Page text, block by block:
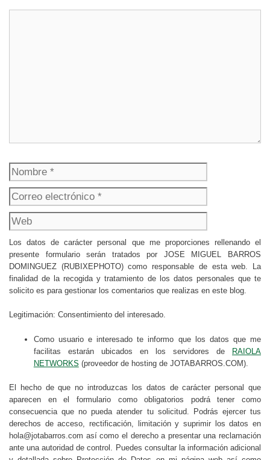
Nombre
electrónico
Los datos de carácter personal que me proporciones rellenando el
presente formulario serán tratados por JOSE MIGUEL BARROS
DOMINGUEZ (RUBIXEPHOTO) como responsable de esta web. La
finalidad de la recogida y tratamiento de los datos personales que te
solicito es para gestionar los comentarios que realizas en este blog.
Legitimación: Consentimiento del interesado.
Como usuario e interesado te informo que los datos que me
facilitas estarán ubicados en los servidores de
RAIOLA
NETWORKS (proveedor de hosting de JOTABARROS.COM).
El hecho de que no introduzcas los datos de carácter personal que
aparecen en el formulario como obligatorios podrá tener como
consecuencia que no pueda atender tu solicitud. Podrás ejercer tus
derechos de acceso, rectificación, limitación y suprimir los datos en
hola@jotabarros.com así como el derecho a presentar una reclamación
ante una autoridad de control. Puedes consultar la información adicional